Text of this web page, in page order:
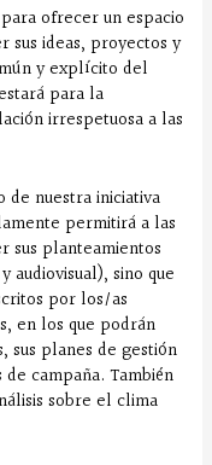
ofrecer un espacio
sus ideas, proyectos y
y explícito del
para la
irrespetuosa a las
de nuestra iniciativa
permitirá a las
sus planteamientos
audiovisual), sino que
por los/as
en los que podrán
sus planes de gestión
campaña. También
sobre el clima